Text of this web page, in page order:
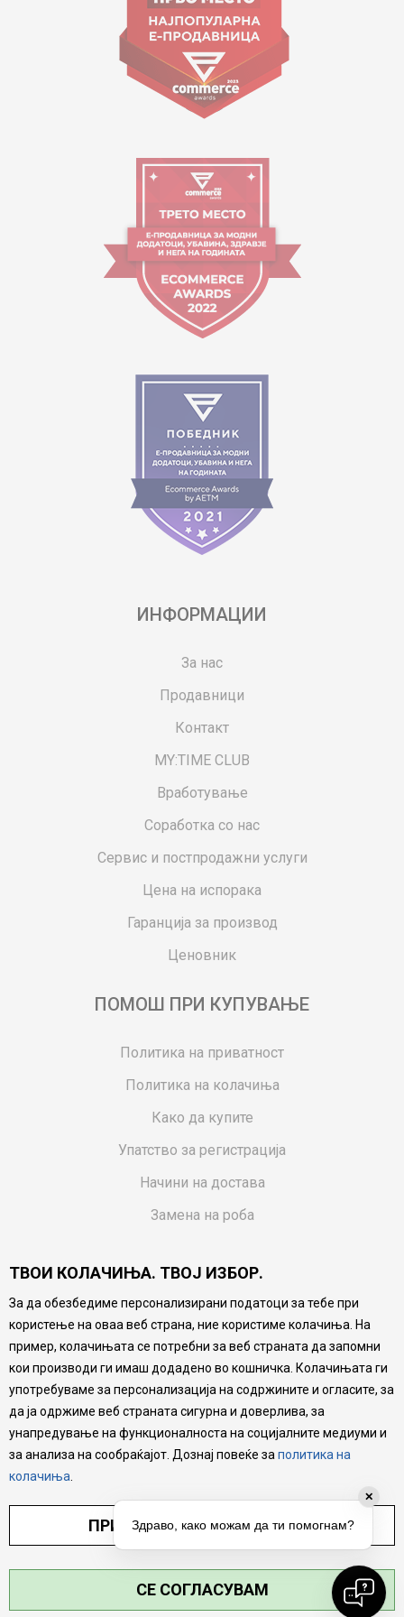
Работно време:
09:00 до 17:00
ИНФОРМАЦИИ
За нас
Продавници
Контакт
MY:TIME CLUB
Вработување
Соработка со нас
Сервис и постпродажни услуги
Цена на испорака
Гаранција за производ
Ценовник
ПОМОШ ПРИ КУПУВАЊЕ
Политика на приватност
Политика на колачиња
Како да купите
Упатство за регистрација
Начини на достава
Замена на роба
Ваучери
Product Finder
FAQs
Настојуваме да бидеме што попрецизни во описот на
производите, прикажување на слики и цени, но не
можеме да гарантираме дека сите информации се
комплетни и без грешка. Сите производи се дел од
нашата понуда, но не се подразбира дека мора да се
достапни во секој момент.
. СИТЕ ПРАВА ЗАДРЖАНИ.
ТВОИ КОЛАЧИЊА. ТВОЈ ИЗБОР.
За да обезбедиме персонализирани податоци за тебе при
користење на оваа веб страна, ние користиме колачиња. На
пример, колачињата се потребни за веб страната да запомни
кои производи ги имаш додадено во кошничка. Колачињата ги
употребуваме за персонализација на содржините и огласите, за
да ја одржиме веб страната сигурна и доверлива, за
унапредување на функционалноста на социјалните медиуми и
за анализа на сообраќајот. Дознај повеќе за политика на
колачиња
ПРИЛАГОДИ ПОСТАВУВАЊА
СЕ СОГЛАСУВАМ